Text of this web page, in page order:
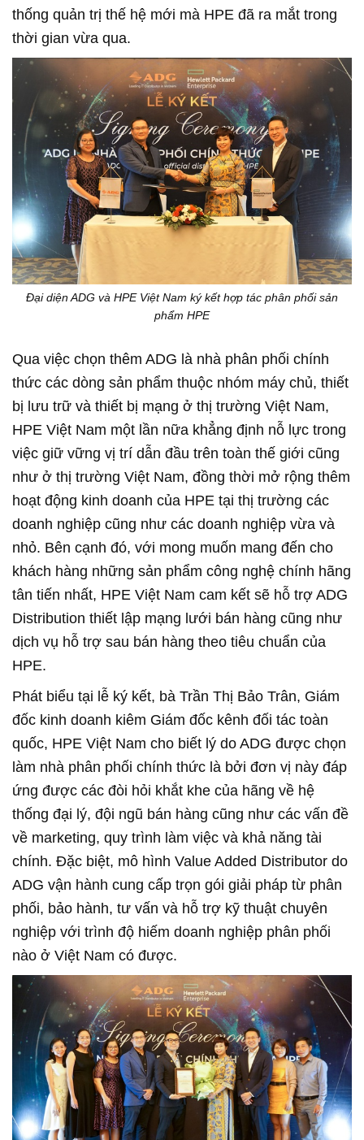
thống quản trị thế hệ mới mà HPE đã ra mắt trong
thời gian vừa qua.
Đại diện ADG và HPE Việt Nam ký kết hợp tác phân phối sản
phẩm HPE
Qua việc chọn thêm ADG là nhà phân phối chính
thức các dòng sản phẩm thuộc nhóm máy chủ, thiết
bị lưu trữ và thiết bị mạng ở thị trường Việt Nam,
HPE Việt Nam một lần nữa khẳng định nỗ lực trong
việc giữ vững vị trí dẫn đầu trên toàn thế giới cũng
như ở thị trường Việt Nam, đồng thời mở rộng thêm
hoạt động kinh doanh của HPE tại thị trường các
doanh nghiệp cũng như các doanh nghiệp vừa và
nhỏ. Bên cạnh đó, với mong muốn mang đến cho
khách hàng những sản phẩm công nghệ chính hãng
tân tiến nhất, HPE Việt Nam cam kết sẽ hỗ trợ ADG
Distribution thiết lập mạng lưới bán hàng cũng như
dịch vụ hỗ trợ sau bán hàng theo tiêu chuẩn của
HPE.
Phát biểu tại lễ ký kết, bà Trần Thị Bảo Trân, Giám
đốc kinh doanh kiêm Giám đốc kênh đối tác toàn
quốc, HPE Việt Nam cho biết lý do ADG được chọn
làm nhà phân phối chính thức là bởi đơn vị này đáp
ứng được các đòi hỏi khắt khe của hãng về hệ
thống đại lý, đội ngũ bán hàng cũng như các vấn đề
về marketing, quy trình làm việc và khả năng tài
chính. Đặc biệt, mô hình Value Added Distributor do
ADG vận hành cung cấp trọn gói giải pháp từ phân
phối, bảo hành, tư vấn và hỗ trợ kỹ thuật chuyên
nghiệp với trình độ hiếm doanh nghiệp phân phối
nào ở Việt Nam có được.